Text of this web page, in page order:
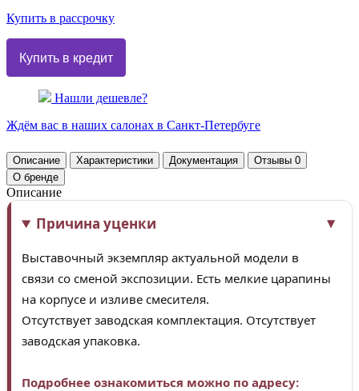
Купить в рассрочку
Нашли дешевле?
Ждём вас в наших салонах в Санкт-Петербуге
Описание Характеристики Документация Отзывы 0
О бренде
Описание
Причина уценки
Выставочный экземпляр актуальной модели в
связи со сменой экспозиции. Есть мелкие царапины
на корпусе и изливе смесителя.
Отсутствует заводская комплектация. Отсутствует
заводская упаковка.
Подробнее ознакомиться можно по адресу: